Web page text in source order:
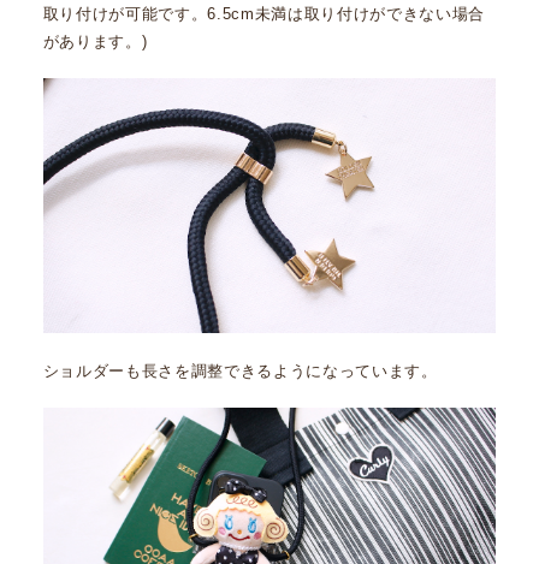
取り付けが可能です。6.5cm未満は取り付けができない場合
があります。)
ショルダーも長さを調整できるようになっています。